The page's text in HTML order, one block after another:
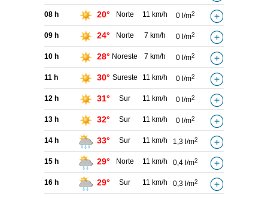
08 h 20° Norte 11 km/h 0 l/m2
09 h 24° Norte 7 km/h 0 l/m2
10 h 28° Noreste 7 km/h 0 l/m2
11 h 30° Sureste 11 km/h 0 l/m2
12 h 31° Sur 11 km/h 0 l/m2
13 h 32° Sur 11 km/h 0 l/m2
14 h 33° Sur 11 km/h 1,3 l/m2
15 h 29° Norte 11 km/h 0,4 l/m2
16 h 29° Sur 11 km/h 0,3 l/m2